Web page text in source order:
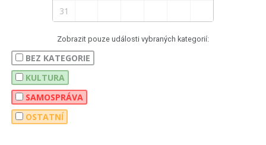
31
Zobrazit pouze události vybraných kategorií:
BEZ KATEGORIE
KULTURA
SAMOSPRÁVA
OSTATNÍ